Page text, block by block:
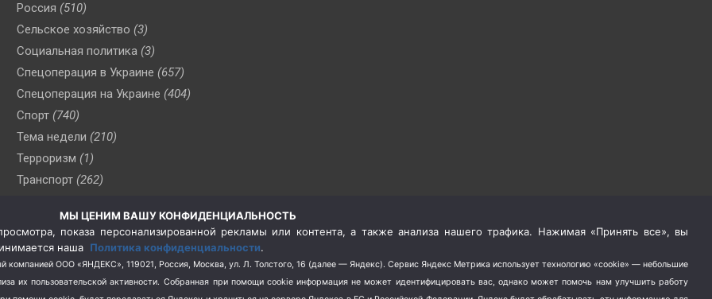
Россия (510)
Сельское хозяйство (3)
Социальная политика (3)
Спецоперация в Украине (657)
Спецоперация на Украине (404)
Спорт (740)
Тема недели (210)
Терроризм (1)
Транспорт (262)
(76)
Цены (2)
Школа и спорт (2)
Экология (8)
МЫ ЦЕНИМ ВАШУ КОНФИДЕНЦИАЛЬНОСТЬ
показа персонализированной рекламы или контента, а также анализа нашего трафика. Нажимая «Принять все», вы
наша Политика конфиденциальности.
компанией ООО «ЯНДЕКС», 119021, Россия, Москва, ул. Л. Толстого, 16 (далее — Яндекс). Сервис Яндекс Метрика использует технологию «cookie» — небольшие
их пользовательской активности. Собранная при помощи cookie информация не может идентифицировать вас, однако может помочь нам улучшить работу